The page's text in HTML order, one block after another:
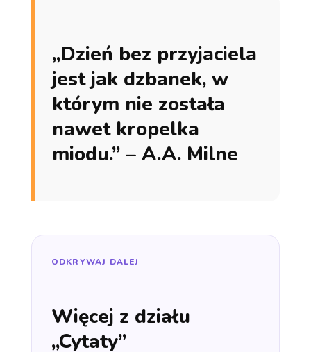
„Dzień bez przyjaciela
jest jak dzbanek, w
którym nie została
nawet kropelka
miodu.” – A.A. Milne
ODKRYWAJ DALEJ
Więcej z działu
„Cytaty”